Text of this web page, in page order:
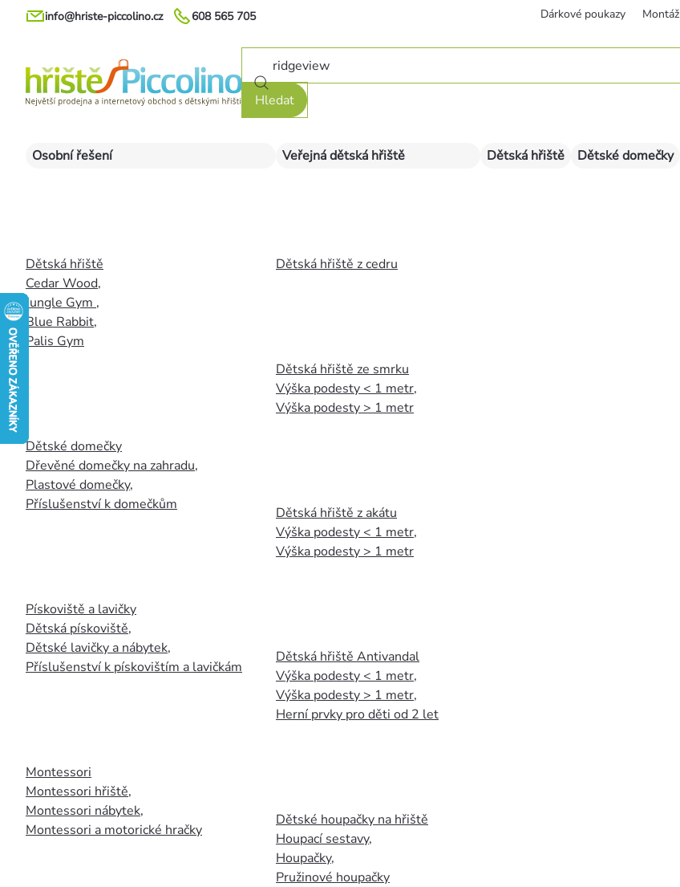
Přejít
608 565 705
info@hriste-piccolino.cz Dárkové poukazy Montáž
Hledat
Osobní řešení
Dětská hřiště
Cedar Wood,
Jungle Gym ,
Blue Rabbit,
Palis Gym
Dětské domečky
Dřevěné domečky na zahradu,
Plastové domečky,
Příslušenství k domečkům
Pískoviště a lavičky
Dětská pískoviště,
Dětské lavičky a nábytek,
Příslušenství k pískovištím a lavičkám
Montessori
Montessori hřiště,
Montessori nábytek,
Montessori a motorické hračky
Veřejná dětská hřiště
Dětská hřiště z cedru
Dětská hřiště ze smrku
Výška podesty < 1 metr,
Výška podesty > 1 metr
Dětská hřiště z akátu
Výška podesty < 1 metr,
Výška podesty > 1 metr
Dětská hřiště Antivandal
Výška podesty < 1 metr,
Výška podesty > 1 metr,
Herní prvky pro děti od 2 let
Dětské houpačky na hřiště
Houpací sestavy,
Houpačky,
Pružinové houpačky
Dětská hřiště Dětské domečky